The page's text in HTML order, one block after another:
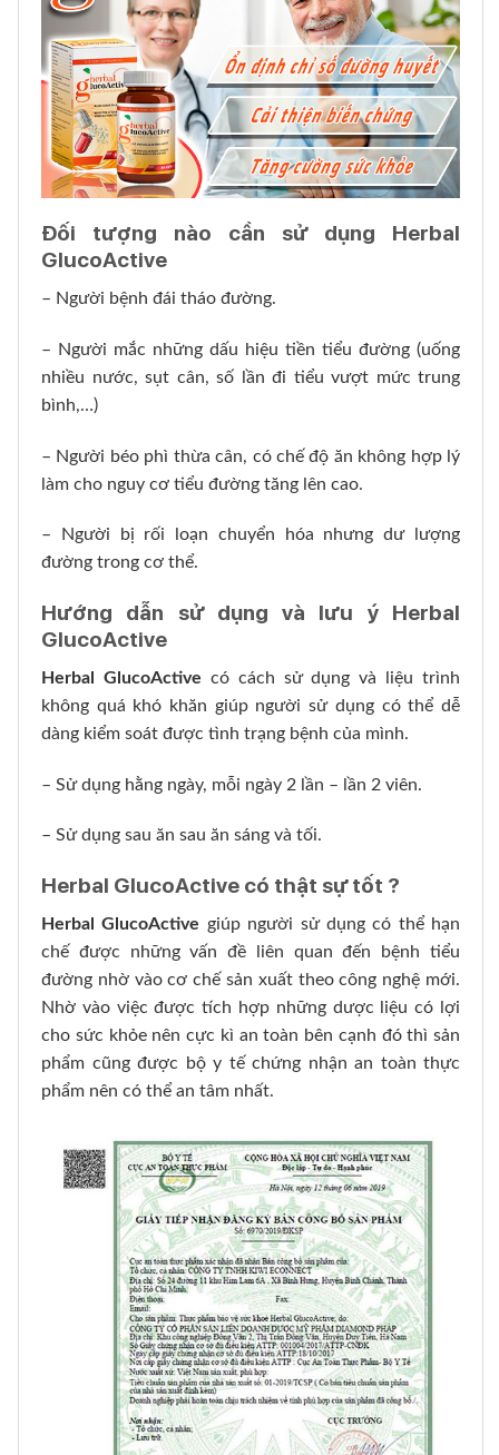
Đối tượng nào cần sử dụng Herbal
GlucoActive
– Người bệnh đái tháo đường.
– Người mắc những dấu hiệu tiền tiểu đường (uống
nhiều nước, sụt cân, số lần đi tiểu vượt mức trung
bình,…)
– Người béo phì thừa cân, có chế độ ăn không hợp lý
làm cho nguy cơ tiểu đường tăng lên cao.
– Người bị rối loạn chuyển hóa nhưng dư lượng
đường trong cơ thể.
Hướng dẫn sử dụng và lưu ý Herbal
GlucoActive
Herbal GlucoActive có cách sử dụng và liệu trình
không quá khó khăn giúp người sử dụng có thể dễ
dàng kiểm soát được tình trạng bệnh của mình.
– Sử dụng hằng ngày, mỗi ngày 2 lần – lần 2 viên.
– Sử dụng sau ăn sau ăn sáng và tối.
Herbal GlucoActive có thật sự tốt ?
Herbal GlucoActive giúp người sử dụng có thể hạn
chế được những vấn đề liên quan đến bệnh tiểu
đường nhờ vào cơ chế sản xuất theo công nghệ mới.
Nhờ vào việc được tích hợp những dược liệu có lợi
cho sức khỏe nên cực kì an toàn bên cạnh đó thì sản
phẩm cũng được bộ y tế chứng nhận an toàn thực
phẩm nên có thể an tâm nhất.